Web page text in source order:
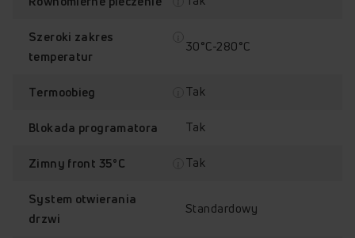
Szeroki zakres
temperatur
30°C-280°C
Termoobieg Tak
Blokada programatora Tak
Zimny front 35°C Tak
System otwierania
drzwi
Standardowy